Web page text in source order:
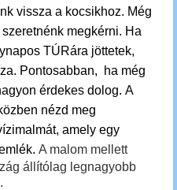
vissza a kocsikhoz. Még
megkérni. Ha
TÚRára jöttetek,
Pontosabban, ha még
érdekes dolog. A
nézd meg
amely egy
A malom mellett
állítólag legnagyobb